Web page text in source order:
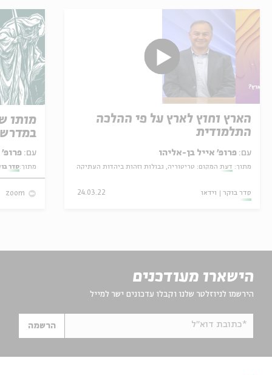
הארץ וחוץ לארץ על פי ההלכה
התלמודית
עם: פרופ' אייל בן-אליהו
מתוך: דעת המקום: טריטוריה, גבולות וזהות ביהדות העתיקה
סדר בוקר וידאו 24.03.22
מותו
עם: פרופ' אביגדור שנאן
מתוך:סדר
zoom
הישארו מעודכנים
הירשמו לניוזלטר שלנו וקבלו עדכונים ישר למייל
*כתובת דוא"ל הרשמה